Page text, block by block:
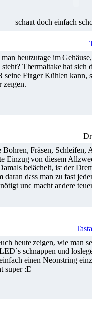
schaut doch einfach
heutzutage im
steht? Thermaltake hat
seine Finger Kühlen kann,
zeigen.
Bohren, Fräsen, Schleifen,
Einzug von diesem
belächelt, ist der
daran dass man zu fast
und macht andere
heute zeigen, wie man
schnappen und
einen Neonstring
super :D